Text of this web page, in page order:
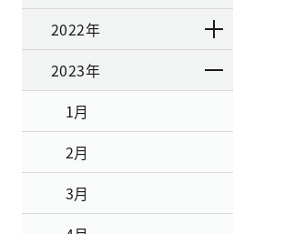
2022年
2023年
1月
2月
3月